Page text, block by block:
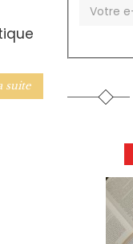
suite